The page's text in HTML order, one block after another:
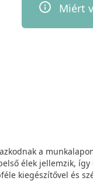
Miért
a
élek jellemzik,
kiegészítővel és